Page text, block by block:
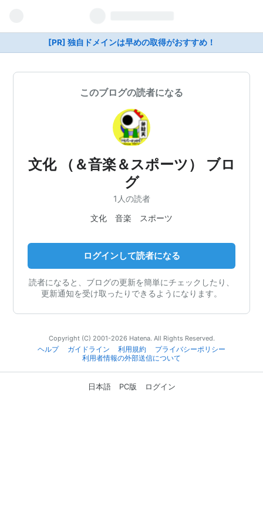
[PR] 独自ドメインは早めの取得がおすすめ！
このブログの読者になる
文化 （＆音楽＆スポーツ） ブロ
グ
1人の読者
文化 音楽 スポーツ
ログインして読者になる
読者になると、ブログの更新を簡単にチェックしたり、
更新通知を受け取ったりできるようになります。
Copyright (C) 2001-2026 Hatena. All Rights Reserved.
ヘルプ
ガイドライン 利用規約
プライバシーポリシー
利用者情報の外部送信について
日本語 PC版 ログイン